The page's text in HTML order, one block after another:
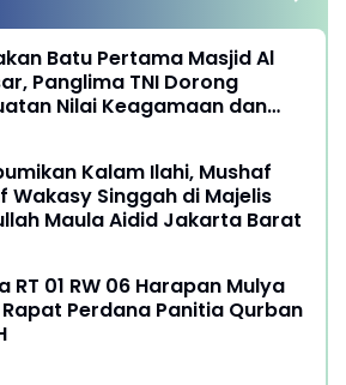
Batu Pertama Masjid Al
Panglima TNI Dorong
Nilai Keagamaan dan
Kalam Ilahi, Mushaf
Wakasy Singgah di Majelis
Maula Aidid Jakarta Barat
RT 01 RW 06 Harapan Mulya
Perdana Panitia Qurban